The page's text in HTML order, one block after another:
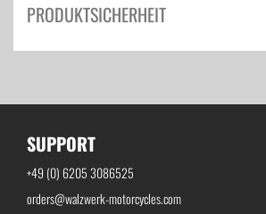
PRODUKTSICHERHEIT
SUPPORT
+49 (0) 6205 3086525
orders@walzwerk-motorcycles.com